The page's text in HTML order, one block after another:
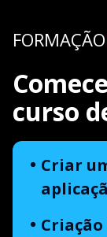
FORMAÇÃO
curso
Criar